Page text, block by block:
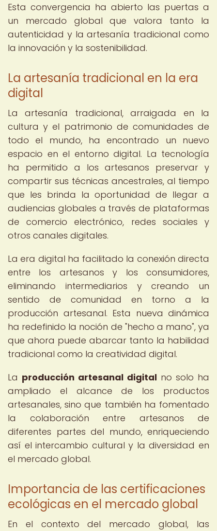
Esta convergencia ha abierto las puertas a
un mercado global que valora tanto la
autenticidad y la artesanía tradicional como
la innovación y la sostenibilidad.
La artesanía tradicional en la era
digital
La artesanía tradicional, arraigada en la
cultura y el patrimonio de comunidades de
todo el mundo, ha encontrado un nuevo
espacio en el entorno digital. La tecnología
ha permitido a los artesanos preservar y
compartir sus técnicas ancestrales, al tiempo
que les brinda la oportunidad de llegar a
audiencias globales a través de plataformas
de comercio electrónico, redes sociales y
otros canales digitales.
La era digital ha facilitado la conexión directa
entre los artesanos y los consumidores,
eliminando intermediarios y creando un
sentido de comunidad en torno a la
producción artesanal. Esta nueva dinámica
ha redefinido la noción de "hecho a mano", ya
que ahora puede abarcar tanto la habilidad
tradicional como la creatividad digital.
La producción artesanal digital no solo ha
ampliado el alcance de los productos
artesanales, sino que también ha fomentado
la colaboración entre artesanos de
diferentes partes del mundo, enriqueciendo
así el intercambio cultural y la diversidad en
el mercado global.
Importancia de las certificaciones
ecológicas en el mercado global
En el contexto del mercado global, las